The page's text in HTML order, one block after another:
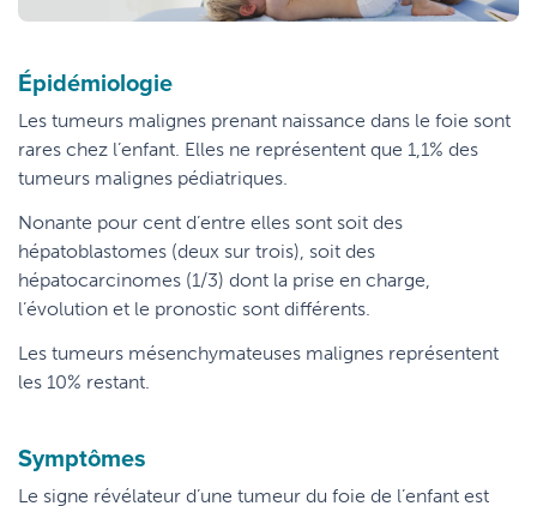
Épidémiologie
Les tumeurs malignes prenant naissance dans le foie sont
rares chez l’enfant. Elles ne représentent que 1,1% des
tumeurs malignes pédiatriques.
Nonante pour cent d’entre elles sont soit des
hépatoblastomes (deux sur trois), soit des
hépatocarcinomes (1/3) dont la prise en charge,
l’évolution et le pronostic sont différents.
Les tumeurs mésenchymateuses malignes représentent
les 10% restant.
Symptômes
Le signe révélateur d’une tumeur du foie de l’enfant est